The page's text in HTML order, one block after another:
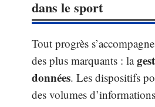
dans le sport
Tout progrès
des plus marquants : la
données. Les dispositifs
des volumes